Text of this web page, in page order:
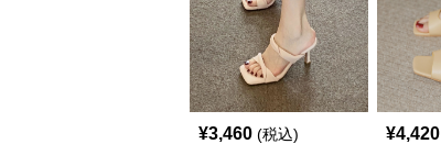
¥3,460 (税込) ¥4,420